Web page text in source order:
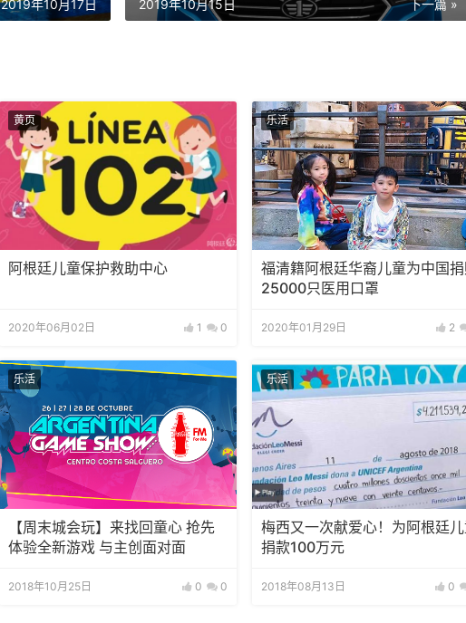
2019年10月17日 下一篇 »
2019年10月15日
黄页
阿根廷儿童保护救助中心
2020年06月02日 1 0
乐活
福清籍阿根廷华裔儿童为中国
25000只医用口罩
2020年01月29日 2
乐活
【周末城会玩】来找回童心 抢先
体验全新游戏 与主创面对面
2018年10月25日 0 0
乐活
梅西又一次献爱心！为阿根廷
捐款100万元
2018年08月13日 0